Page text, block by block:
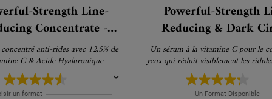
Strength Line-
Concentrate -
C Serum
anti-rides avec 12,5% de
C & Acide Hyaluronique
un format
Powerful-Strength
Reducing & Dark
Diminishing Vitamin
Serum - Sérum
yeux
Un sérum à la vitamine C pour le contour des
yeux qui réduit visiblement les
d'oie et les cernes.
Un Format Disponible